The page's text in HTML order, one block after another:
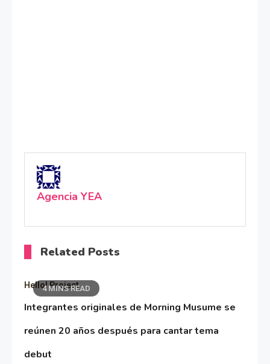
Agencia YEA
Related Posts
4 MINS READ
Hello! Project
Integrantes originales de Morning Musume se
reúnen 20 años después para cantar tema
debut